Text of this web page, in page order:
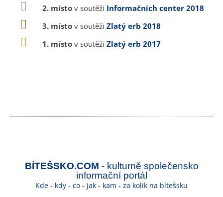
2. místo v soutěži Informačních center 2018
3. místo v soutěži Zlatý erb 2018
1. místo v soutěži Zlatý erb 2017
BÍTEŠSKO.COM - kulturně společensko
informační portál
Kde - kdy - co - jak - kam - za kolik na bítešsku